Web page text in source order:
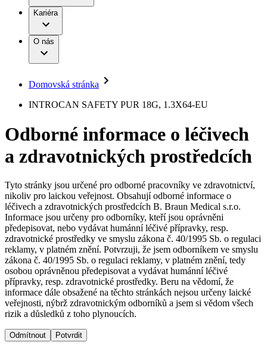
Léčba bolesti
Mimotělní očišťování krve
Neurochirurgie
Onkologie
Ortopedie
Páteřní chirurgie
Péče o rány
Prevence a kontrola infekcí
Uzavírání ran
Řešení
Terapie
Onemocnění
B. Braun Avitum
Dialyzační střediska​
B. Braun Avitum poskytuje kvalitní dialyzační péči ve všech
svých střediscích v České republice. Více informací se
dozvíte na stránkách jednotlivých středisek.
Práce a kariéra
Naše kultura
Vaše příležitost​
Nabídky pracovních míst
Objevte své kariérní příležitosti ​v B. Braun. Vyhledejte náš trh
práce​ pro zajímavé pozice.​
Odpovědnost
Média
Tiskové zprávy
Kontakt
Kontaktní formulář
Registrace k odběru newsletteru
Odpovědnost
Média
Kontakt
Kariéra
O nás
Domovská stránka
INTROCAN SAFETY PUR 18G, 1.3X64-EU
Odborné informace o léčivech
a zdravotnických prostředcích
Tyto stránky jsou určené pro odborné pracovníky ve zdravotnictví,
nikoliv pro laickou veřejnost. Obsahují odborné informace o
léčivech a zdravotnických prostředcích B. Braun Medical s.r.o.
Informace jsou určeny pro odborníky, kteří jsou oprávněni
předepisovat, nebo vydávat humánní léčivé přípravky, resp.
zdravotnické prostředky ve smyslu zákona č. 40/1995 Sb. o regulaci
reklamy, v platném znění. Potvrzuji, že jsem odborníkem ve smyslu
zákona č. 40/1995 Sb. o regulaci reklamy, v platném znění, tedy
osobou oprávněnou předepisovat a vydávat humánní léčivé
přípravky, resp. zdravotnické prostředky. Beru na vědomí, že
informace dále obsažené na těchto stránkách nejsou určeny laické
veřejnosti, nýbrž zdravotnickým odborníků a jsem si vědom všech
rizik a důsledků z toho plynoucích.
Odmítnout Potvrdit